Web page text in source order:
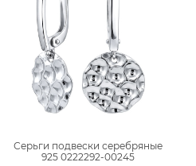
Серьги подвески серебряные
925 0222292-00245